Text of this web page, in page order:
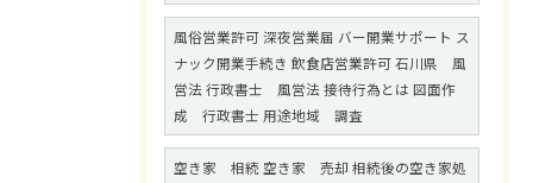
風俗営業許可 深夜営業届 バー開業サポート ス
ナック開業手続き 飲食店営業許可 石川県 風
営法 行政書士 風営法 接待行為とは 図面作
成 行政書士 用途地域 調査
空き家 相続 空き家 売却 相続後の空き家処